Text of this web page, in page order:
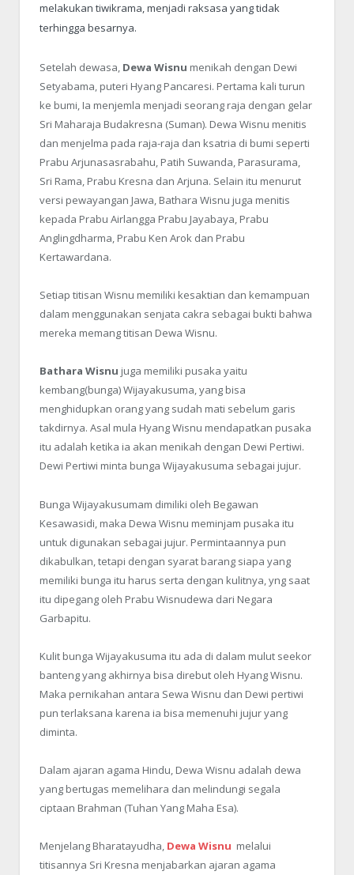
melakukan tiwikrama, menjadi raksasa yang tidak
terhingga besarnya.
Setelah dewasa, Dewa Wisnu menikah dengan Dewi
Setyabama, puteri Hyang Pancaresi. Pertama kali turun
ke bumi, Ia menjemla menjadi seorang raja dengan gelar
Sri Maharaja Budakresna (Suman). Dewa Wisnu menitis
dan menjelma pada raja-raja dan ksatria di bumi seperti
Prabu Arjunasasrabahu, Patih Suwanda, Parasurama,
Sri Rama, Prabu Kresna dan Arjuna. Selain itu menurut
versi pewayangan Jawa, Bathara Wisnu juga menitis
kepada Prabu Airlangga Prabu Jayabaya, Prabu
Anglingdharma, Prabu Ken Arok dan Prabu
Kertawardana.
Setiap titisan Wisnu memiliki kesaktian dan kemampuan
dalam menggunakan senjata cakra sebagai bukti bahwa
mereka memang titisan Dewa Wisnu.
Bathara Wisnu juga memiliki pusaka yaitu
kembang(bunga) Wijayakusuma, yang bisa
menghidupkan orang yang sudah mati sebelum garis
takdirnya. Asal mula Hyang Wisnu mendapatkan pusaka
itu adalah ketika ia akan menikah dengan Dewi Pertiwi.
Dewi Pertiwi minta bunga Wijayakusuma sebagai jujur.
Bunga Wijayakusumam dimiliki oleh Begawan
Kesawasidi, maka Dewa Wisnu meminjam pusaka itu
untuk digunakan sebagai jujur. Permintaannya pun
dikabulkan, tetapi dengan syarat barang siapa yang
memiliki bunga itu harus serta dengan kulitnya, yng saat
itu dipegang oleh Prabu Wisnudewa dari Negara
Garbapitu.
Kulit bunga Wijayakusuma itu ada di dalam mulut seekor
banteng yang akhirnya bisa direbut oleh Hyang Wisnu.
Maka pernikahan antara Sewa Wisnu dan Dewi pertiwi
pun terlaksana karena ia bisa memenuhi jujur yang
diminta.
Dalam ajaran agama Hindu, Dewa Wisnu adalah dewa
yang bertugas memelihara dan melindungi segala
ciptaan Brahman (Tuhan Yang Maha Esa).
Menjelang Bharatayudha, Dewa Wisnu melalui
titisannya Sri Kresna menjabarkan ajaran agama